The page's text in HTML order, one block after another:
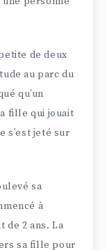
de deux
au parc du
qu’un
fille qui jouait
s’est jeté sur
sa
à
de 2 ans. La
sa fille pour